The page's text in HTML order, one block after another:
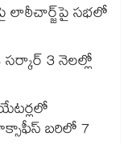
లాఠీచార్జ్‎పై సభలో
3 నెలల్లో
బరిలో 7